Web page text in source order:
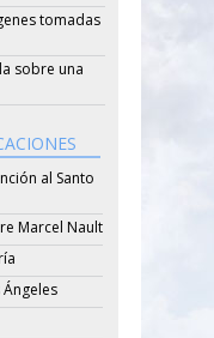
tomadas
sobre una
al Santo
Marcel Nault